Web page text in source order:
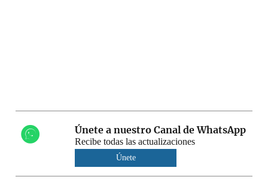
Únete a nuestro Canal de WhatsApp
Recibe todas las actualizaciones
Únete